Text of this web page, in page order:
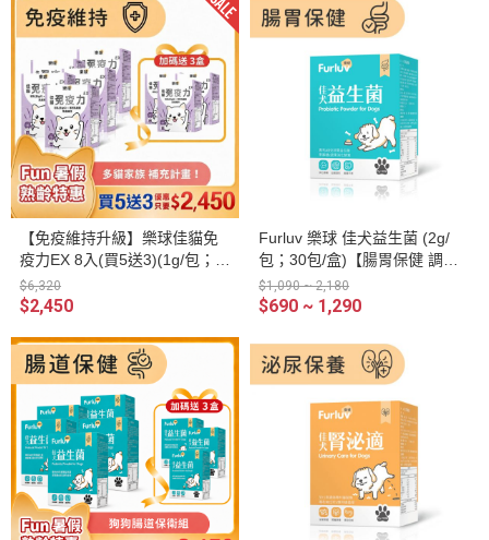
【免疫維持升級】樂球佳貓免
疫力EX 8入(買5送3)(1g/包；3
0包/盒)
$6,320
$2,450
Furluv 樂球 佳犬益生菌 (2g/
包；30包/盒)【腸胃保健 調整
健康體質】
$1,090 ~ 2,180
$690 ~ 1,290